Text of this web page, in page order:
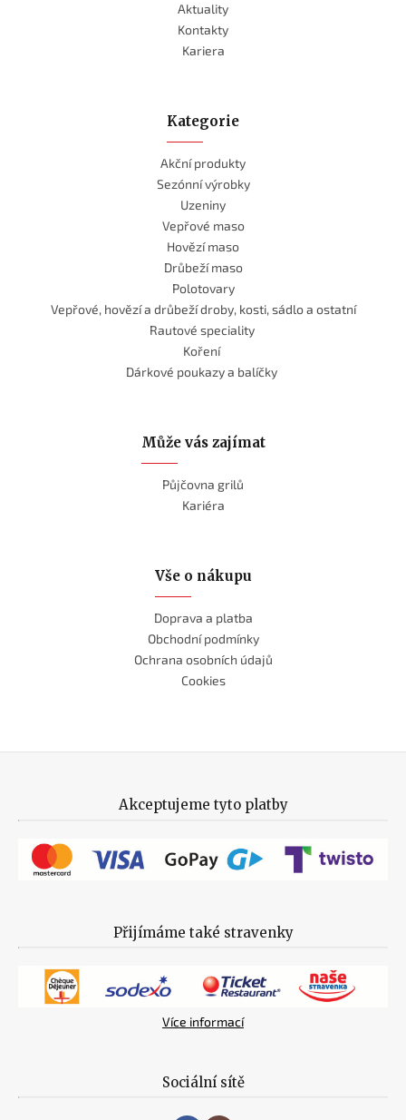
Aktuality
Kontakty
Kariera
Kategorie
Akční produkty
Sezónní výrobky
Uzeniny
Vepřové maso
Hovězí maso
Drůbeží maso
Polotovary
Vepřové, hovězí a drůbeží droby, kosti, sádlo a ostatní
Rautové speciality
Koření
Dárkové poukazy a balíčky
Může vás zajímat
Půjčovna grilů
Kariéra
Vše o nákupu
Doprava a platba
Obchodní podmínky
Ochrana osobních údajů
Cookies
Akceptujeme tyto platby
Přijímáme také stravenky
Více informací
Sociální sítě